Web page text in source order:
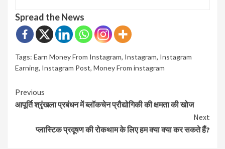
Spread the News
Tags: Earn Money From Instagram, Instagram, Instagram
Earning, Instagram Post, Money From instagram
Continue
Reading
Previous
आपूर्ति श्रृंखला प्रबंधन में ब्लॉकचेन प्रौद्योगिकी की क्षमता की खोज
Next
प्लास्टिक प्रदूषण की रोकथाम के लिए हम क्या क्या कर सकते हैं?